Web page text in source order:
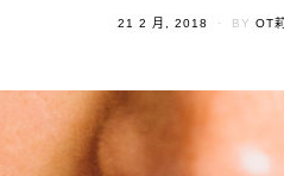
POSTED
21 2 月, 2018 BY OT